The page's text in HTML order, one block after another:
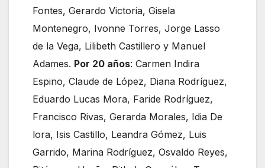
Fontes, Gerardo Victoria, Gisela
Montenegro, Ivonne Torres, Jorge Lasso
de la Vega, Lilibeth Castillero y Manuel
Adames. Por 20 años: Carmen Indira
Espino, Claude de López, Diana Rodríguez,
Eduardo Lucas Mora, Faride Rodríguez,
Francisco Rivas, Gerarda Morales, Idia De
lora, Isis Castillo, Leandra Gómez, Luis
Garrido, Marina Rodríguez, Osvaldo Reyes,